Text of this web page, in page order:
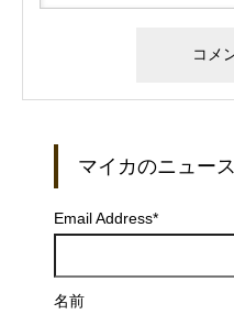
マイカのニュー
Email Address*
名前